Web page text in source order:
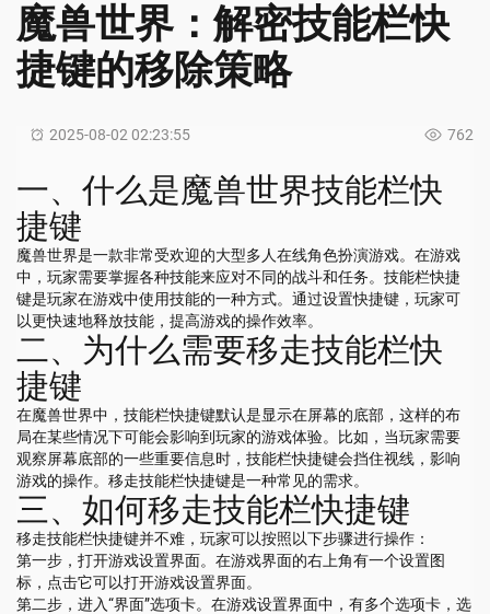
魔兽世界：解密技能栏快
捷键的移除策略
2025-08-02 02:23:55 762
一、什么是魔兽世界技能栏快
捷键
魔兽世界是一款非常受欢迎的大型多人在线角色扮演游戏。在游戏
中，玩家需要掌握各种技能来应对不同的战斗和任务。技能栏快捷
键是玩家在游戏中使用技能的一种方式。通过设置快捷键，玩家可
以更快速地释放技能，提高游戏的操作效率。
二、为什么需要移走技能栏快
捷键
在魔兽世界中，技能栏快捷键默认是显示在屏幕的底部，这样的布
局在某些情况下可能会影响到玩家的游戏体验。比如，当玩家需要
观察屏幕底部的一些重要信息时，技能栏快捷键会挡住视线，影响
游戏的操作。移走技能栏快捷键是一种常见的需求。
三、如何移走技能栏快捷键
移走技能栏快捷键并不难，玩家可以按照以下步骤进行操作：
第一步，打开游戏设置界面。在游戏界面的右上角有一个设置图
标，点击它可以打开游戏设置界面。
第二步，进入“界面”选项卡。在游戏设置界面中，有多个选项卡，选